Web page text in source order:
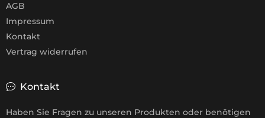
AGB
Impressum
Kontakt
Vertrag widerrufen
Kontakt
Haben Sie Fragen zu unseren Produkten oder benötigen